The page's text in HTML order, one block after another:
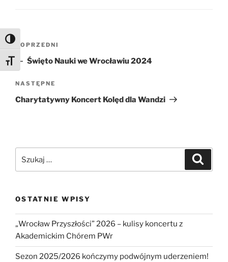
Toggle High Contrast
Toggle Font size
Nawigacja
wpisu
Poprzedni
wpis
POPRZEDNI
Święto Nauki we Wrocławiu 2024
Następny
wpis
NASTĘPNE
Charytatywny Koncert Kolęd dla Wandzi
OSTATNIE WPISY
„Wrocław Przyszłości” 2026 – kulisy koncertu z
Akademickim Chórem PWr
Sezon 2025/2026 kończymy podwójnym uderzeniem!